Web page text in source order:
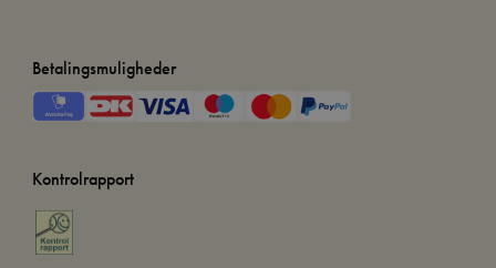
Betalingsmuligheder
Kontrolrapport